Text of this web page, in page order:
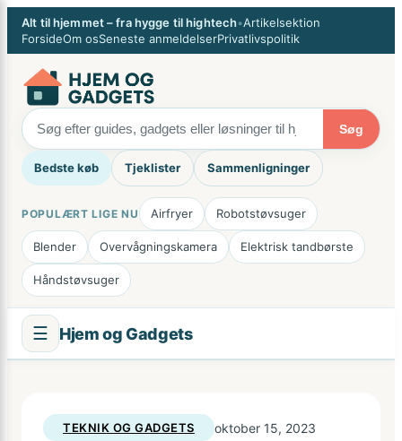
Spring
Alt til hjemmet – fra hygge til hightech•Artikelsektion
ForsideOm osSeneste anmeldelserPrivatlivspolitik
Søg
Bedste køb Tjeklister Sammenligninger
POPULÆRT LIGE NU Airfryer Robotstøvsuger
Blender Overvågningskamera Elektrisk tandbørste
Håndstøvsuger
☰ Hjem og Gadgets
TEKNIK OG GADGETS oktober 15, 2023